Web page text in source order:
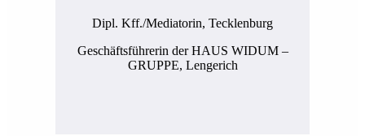
Dipl. Kff./Mediatorin, Tecklenburg
Geschäftsführerin der HAUS WIDUM –
GRUPPE, Lengerich